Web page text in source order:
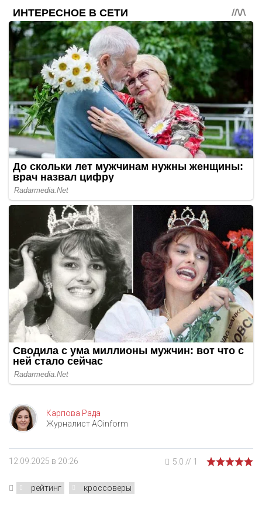
Карпова Рада
Журналист AOinform
12.09.2025 в 20:26 5.0 // 1
рейтинг кроссоверы